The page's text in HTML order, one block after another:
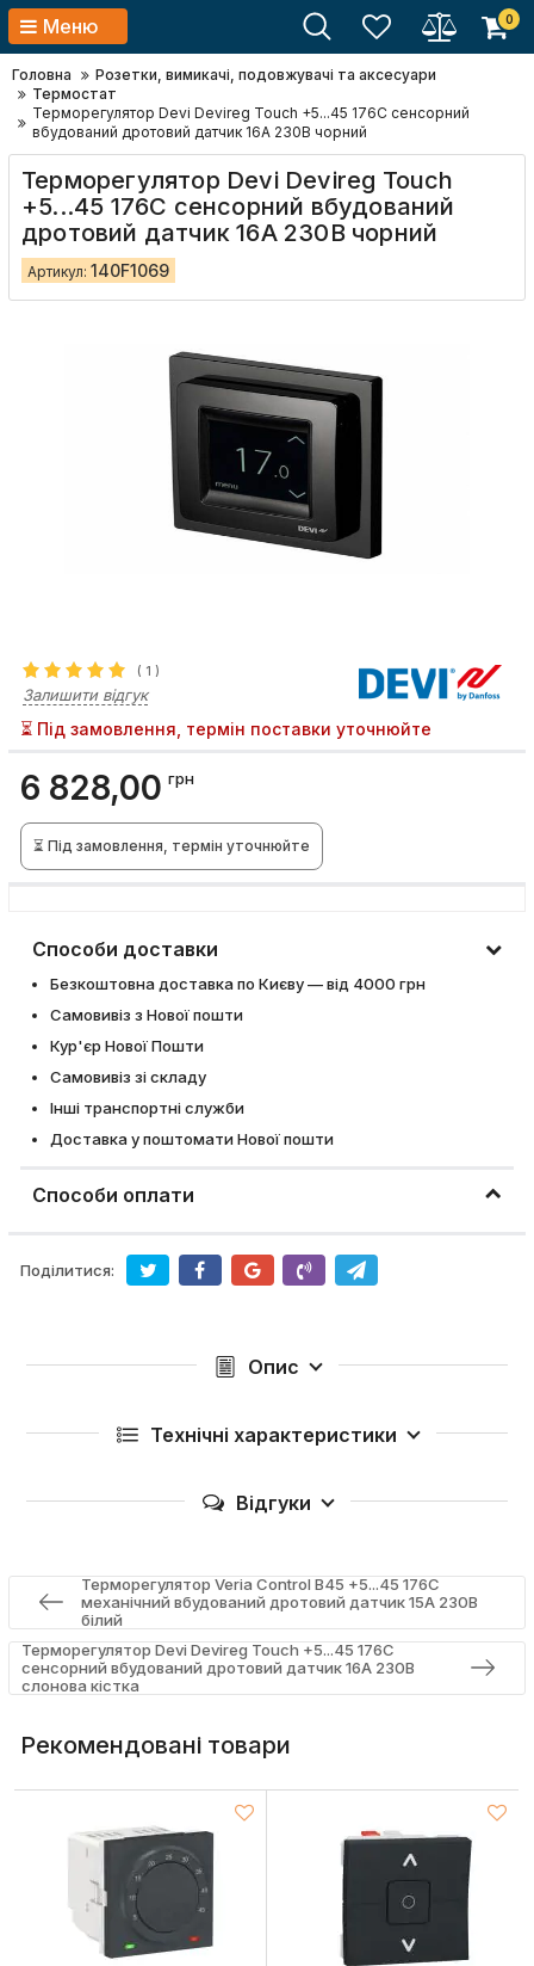
Меню 0
Головна
Розетки, вимикачі, подовжувачі та аксесуари
Термостат
Терморегулятор Devi Devireg Touch +5...45 176C сенсорний
вбудований дротовий датчик 16A 230В чорний
Терморегулятор Devi Devireg Touch
+5...45 176C сенсорний вбудований
дротовий датчик 16A 230В чорний
Артикул: 140F1069
( 1 )
Залишити відгук
⏳ Під замовлення, термін поставки уточнюйте
6 828,00 грн
⏳ Під замовлення, термін уточнюйте
Способи доставки
Безкоштовна доставка по Києву — від 4000 грн
Самовивіз з Нової пошти
Кур'єр Нової Пошти
Самовивіз зі складу
Інші транспортні служби
Доставка у поштомати Нової пошти
Способи оплати
Поділитися:
Опис
Технічні характеристики
Відгуки
Терморегулятор Veria Control B45 +5...45 176C
механічний вбудований дротовий датчик 15А 230В
білий
Терморегулятор Devi Devireg Touch +5...45 176C
сенсорний вбудований дротовий датчик 16A 230В
слонова кістка
Рекомендовані товари